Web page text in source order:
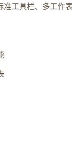
工具栏、多工作